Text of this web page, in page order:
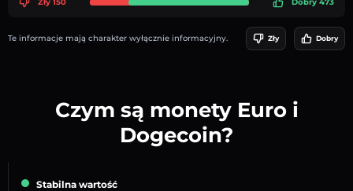
Te informacje mają charakter wyłącznie informacyjny. Zły Dobry
Czym są monety Euro i
Dogecoin?
Stabilna wartość